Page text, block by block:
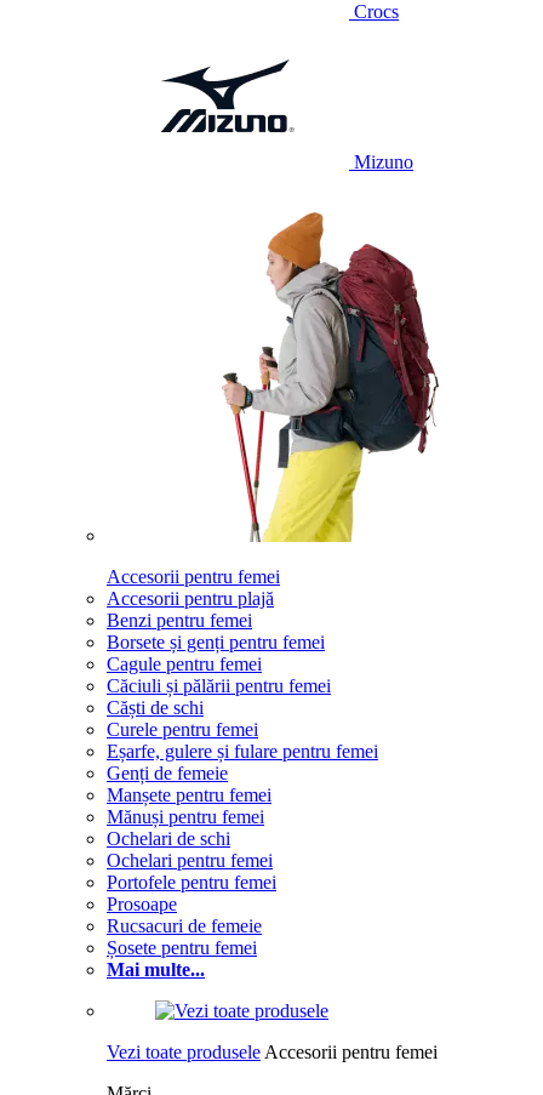
Crocs
Mizuno
Accesorii pentru femei
Accesorii pentru plajă
Benzi pentru femei
Borsete și genți pentru femei
Cagule pentru femei
Căciuli și pălării pentru femei
Căști de schi
Curele pentru femei
Eșarfe, gulere și fulare pentru femei
Genți de femeie
Manșete pentru femei
Mănuși pentru femei
Ochelari de schi
Ochelari pentru femei
Portofele pentru femei
Prosoape
Rucsacuri de femeie
Șosete pentru femei
Mai multe...
Vezi toate produsele Accesorii pentru femei